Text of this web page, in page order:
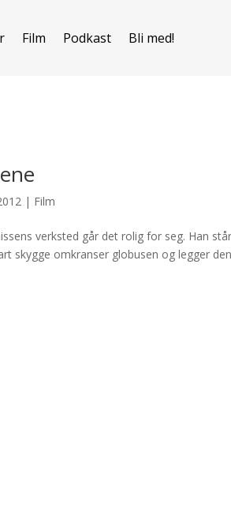
Film Podkast Bli med!
| Film
verksted går det rolig for seg. Han
skygge omkranser globusen og legger